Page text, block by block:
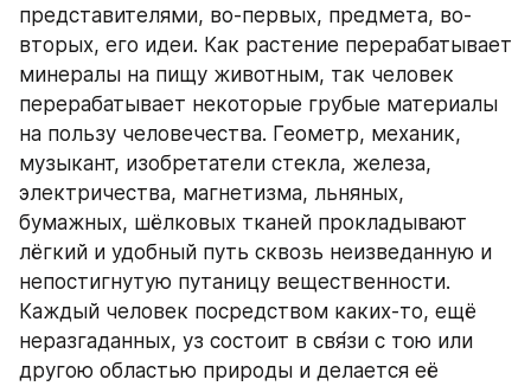
представителями, во-первых, предмета, во-
вторых, его идеи. Как растение перерабатывает
минералы на пищу животным, так человек
перерабатывает некоторые грубые материалы
на пользу человечества. Геометр, механик,
музыкант, изобретатели стекла, железа,
электричества, магнетизма, льняных,
бумажных, шёлковых тканей прокладывают
лёгкий и удобный путь сквозь неизведанную и
непостигнутую путаницу вещественности.
Каждый человек посредством каких-то, ещё
неразгаданных, уз состоит в свя́зи с тою или
другою областью природы и делается её